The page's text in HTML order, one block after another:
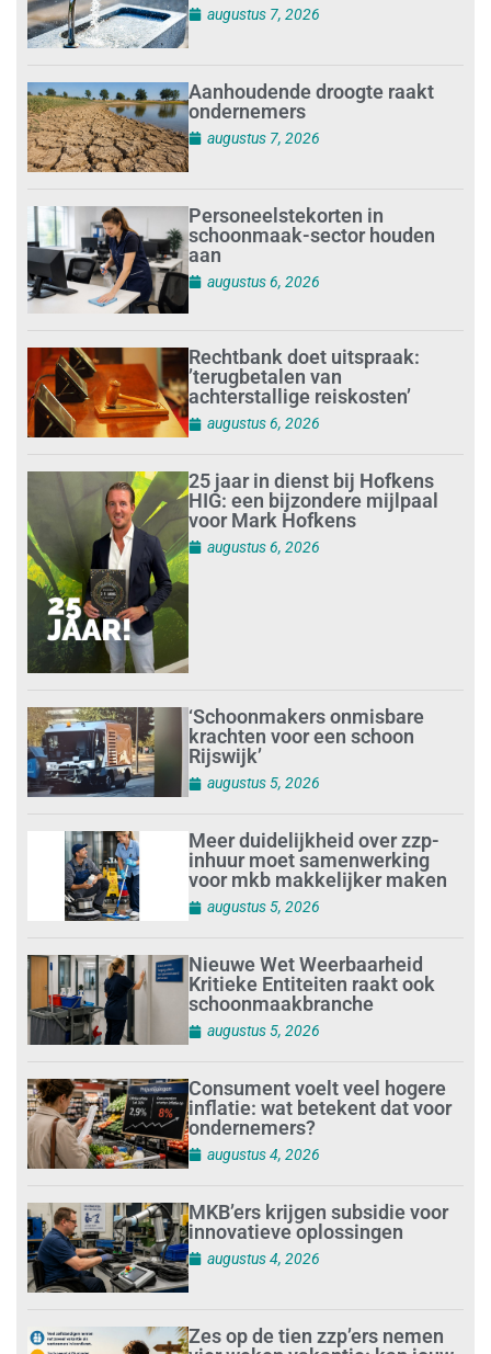
augustus 7, 2026
Aanhoudende droogte raakt
ondernemers
augustus 7, 2026
Personeelstekorten in
schoonmaak-sector houden
aan
augustus 6, 2026
Rechtbank doet uitspraak:
’terugbetalen van
achterstallige reiskosten’
augustus 6, 2026
25 jaar in dienst bij Hofkens
HIG: een bijzondere mijlpaal
voor Mark Hofkens
augustus 6, 2026
‘Schoonmakers onmisbare
krachten voor een schoon
Rijswijk’
augustus 5, 2026
Meer duidelijkheid over zzp-
inhuur moet samenwerking
voor mkb makkelijker maken
augustus 5, 2026
Nieuwe Wet Weerbaarheid
Kritieke Entiteiten raakt ook
schoonmaakbranche
augustus 5, 2026
Consument voelt veel hogere
inflatie: wat betekent dat voor
ondernemers?
augustus 4, 2026
MKB’ers krijgen subsidie voor
innovatieve oplossingen
augustus 4, 2026
Zes op de tien zzp’ers nemen